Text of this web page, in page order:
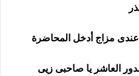
مزاج أدخل المحاضرة
العاشر يا صاحبى زيى